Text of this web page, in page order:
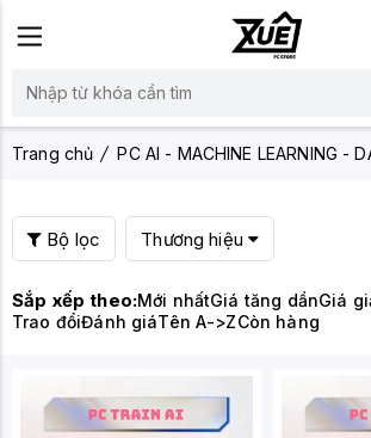
Trang chủ PC AI - MACHINE LEARNING -
Bộ lọc Thương hiệu
Sắp xếp theo:Mới nhấtGiá tăng dầnGiá
Trao đổiĐánh giáTên A->ZCòn hàng